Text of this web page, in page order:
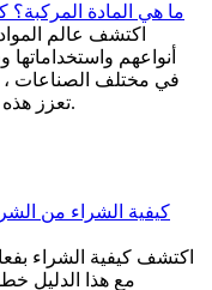
ما هي المادة
اكتشف عالم
أنواعهم واستخداماتها
في مختلف الصناعات ،
تعزز هذه المواد الأداء مع مواجهة تحديات الاستدامة.
كيفية الشراء من
اكتشف كيفية الشراء
مع هذا الدليل